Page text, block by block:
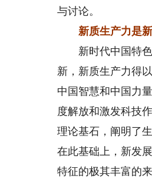
与讨论。
新质生产力是新
新时代中国特色
新，新质生产力得
中国智慧和中国力
度解放和激发科技
理论基石，阐明了
在此基础上，新发
特征的极其丰富的